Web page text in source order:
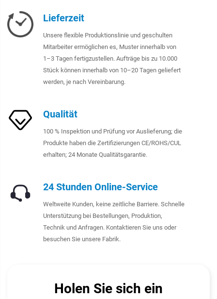
Lieferzeit
Unsere flexible Produktionslinie und geschulten
Mitarbeiter ermöglichen es, Muster innerhalb von
1–3 Tagen fertigzustellen. Aufträge bis zu 10.000
Stück können innerhalb von 10–20 Tagen geliefert
werden, je nach Vereinbarung.
Qualität
100 % Inspektion und Prüfung vor Auslieferung; die
Produkte haben die Zertifizierungen CE/ROHS/CUL
erhalten; 24 Monate Qualitätsgarantie.
24 Stunden Online-Service
Weltweite Kunden, keine zeitliche Barriere. Schnelle
Unterstützung bei Bestellungen, Produktion,
Technik und Anfragen. Kontaktieren Sie uns oder
besuchen Sie unsere Fabrik.
Holen Sie sich ein